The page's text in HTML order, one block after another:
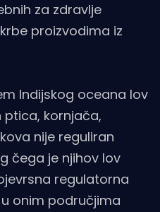
za zdravlje
proizvodima iz
Indijskog oceana lov
kornjača,
nije reguliran
čega je njihov lov
regulatorna
onim područjima